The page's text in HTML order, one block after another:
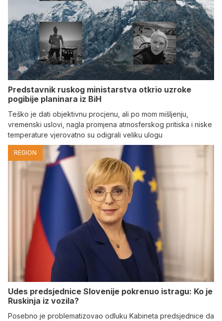
Predstavnik ruskog ministarstva otkrio uzroke
pogibije planinara iz BiH
Teško je dati objektivnu procjenu, ali po mom mišljenju,
vremenski uslovi, nagla promjena atmosferskog pritiska i niske
temperature vjerovatno su odigrali veliku ulogu
REGION
Udes predsjednice Slovenije pokrenuo istragu: Ko je
Ruskinja iz vozila?
Posebno je problematizovao odluku Kabineta predsjednice da